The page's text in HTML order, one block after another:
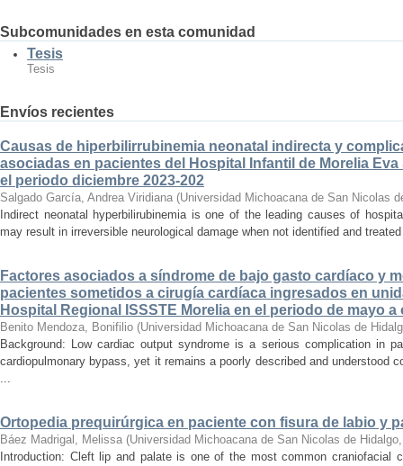
Subcomunidades en esta comunidad
Tesis
Tesis
Envíos recientes
Causas de hiperbilirrubinemia neonatal indirecta y
asociadas en pacientes del Hospital Infantil de Morelia
el periodo diciembre 2023-202
Salgado García, Andrea Viridiana (Universidad Michoacana de San Nicolas
Indirect neonatal hyperbilirubinemia is one of the leading causes of
may result in irreversible neurological damage when not identified and
Factores asociados a síndrome de bajo gasto cardíaco y
pacientes sometidos a cirugía cardíaca ingresados en
Hospital Regional ISSSTE Morelia en el periodo de mayo a
Benito Mendoza, Bonifilio (Universidad Michoacana de San Nicolas de
Background: Low cardiac output syndrome is a serious complication in
cardiopulmonary bypass, yet it remains a poorly described and understood
...
Ortopedia prequirúrgica en paciente con fisura de labio y
Báez Madrigal, Melissa (Universidad Michoacana de San Nicolas de Hidalgo
Introduction: Cleft lip and palate is one of the most common craniofacial